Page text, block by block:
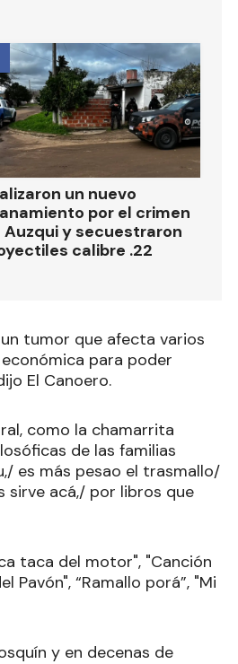
un nuevo
por el crimen
Auzqui y secuestraron
calibre .22
tumor que afecta varios
para poder
El Canoero.
como la chamarrita
de las familias
es más pesao el trasmallo/
sirve acá,/ por libros que
taca del motor", "Canción
Pavón", “Ramallo porá”, "Mi
y en decenas de